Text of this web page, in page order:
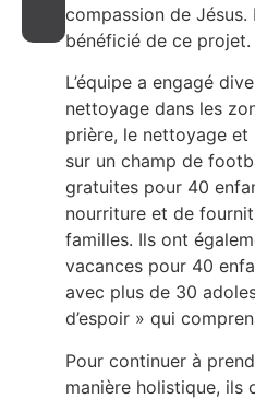
compassion de
bénéficié de ce projet.
L’équipe a engagé
nettoyage dans les
prière, le nettoyage et
sur un champ de
gratuites pour 40
nourriture et de
familles. Ils ont
vacances pour 40
avec plus de 30
d’espoir » qui
Pour continuer à
manière holistique, ils